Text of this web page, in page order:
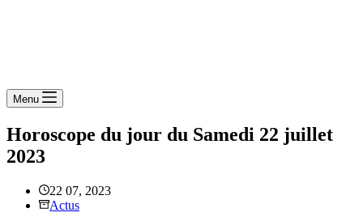
Menu
Horoscope du jour du Samedi 22 juillet
2023
22 07, 2023
Actus